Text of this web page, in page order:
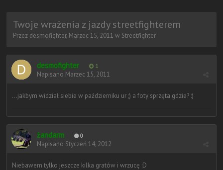
Twoje wrażenia z jazdy streetfighterem
Przez desmofighter, Marzec 15, 2011 w Streetfighter
desmofighter 1
Napisano Marzec 15, 2011
...jakbym widział siebie w październiku ur ;) a foty sprzęta gdzie? :)
żandarm 0
Napisano Styczeń 14, 2012
Niebawem tylko jeszcze kilka gratów i wrzucę :D